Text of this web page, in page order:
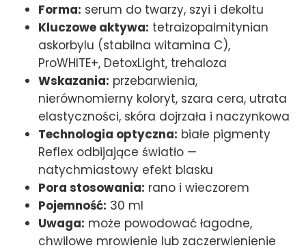
Forma: serum do twarzy, szyi i dekoltu
Kluczowe aktywa: tetraizopalmitynian
askorbylu (stabilna witamina C),
ProWHITE+, DetoxLight, trehaloza
Wskazania: przebarwienia,
nierównomierny koloryt, szara cera, utrata
elastyczności, skóra dojrzała i naczynkowa
Technologia optyczna: białe pigmenty
Reflex odbijające światło —
natychmiastowy efekt blasku
Pora stosowania: rano i wieczorem
Pojemność: 30 ml
Uwaga: może powodować łagodne,
chwilowe mrowienie lub zaczerwienienie